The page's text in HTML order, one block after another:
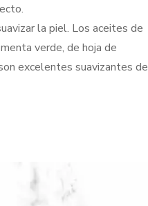
la piel. Los aceites de
verde, de hoja de
excelentes suavizantes de